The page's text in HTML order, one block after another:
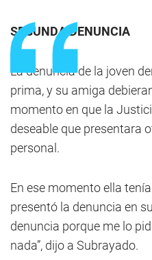
SEGUNDA DENUNCIA
La denuncia de la joven
prima, y su amiga
momento en que la
deseable que presentara
personal.
En ese momento ella
presentó la denuncia en
denuncia porque me lo
nada”, dijo a Subrayado.